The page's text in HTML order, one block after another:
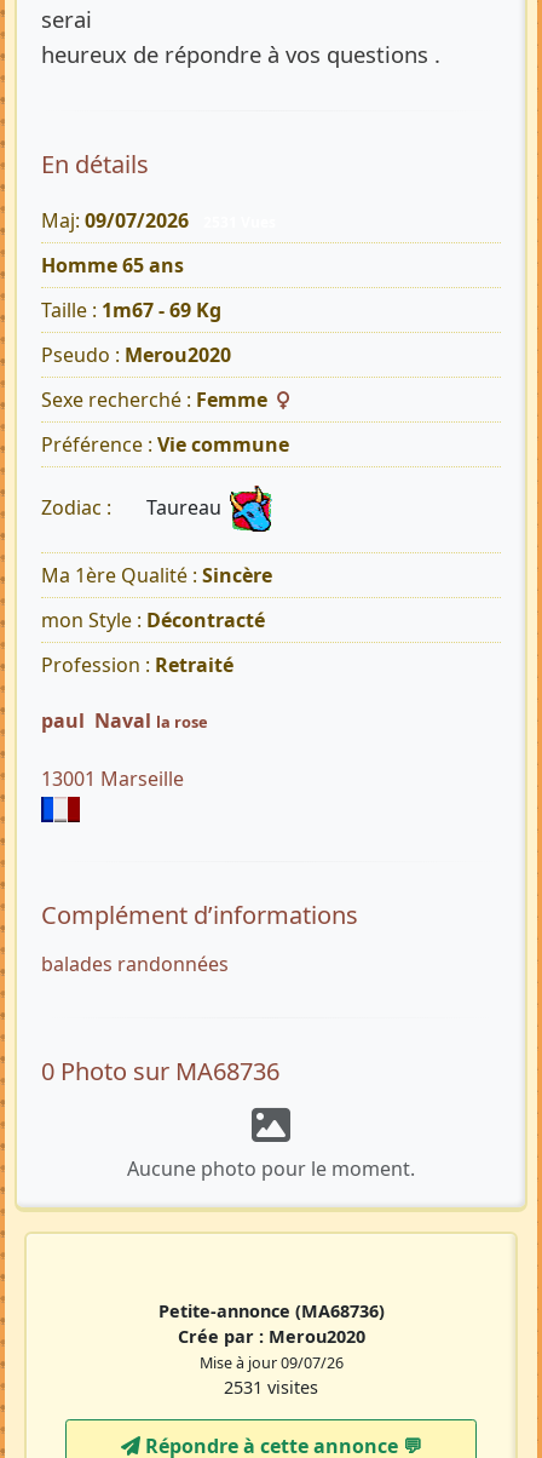
serai
heureux de répondre à vos questions .
En détails
Maj: 09/07/2026
Homme 65 ans
Taille : 1m67 - 69 Kg
Pseudo : Merou2020
Sexe recherché : Femme
Préférence : Vie commune
Zodiac : Taureau
Ma 1ère Qualité : Sincère
mon Style : Décontracté
Profession : Retraité
paul Naval la rose
13001 Marseille
Complément d’informations
balades randonnées
0 Photo sur MA68736
Aucune photo pour le moment.
Petite-annonce (MA68736)
Crée par : Merou2020
Mise à jour 09/07/26
2531 visites
Répondre à cette annonce 💬​